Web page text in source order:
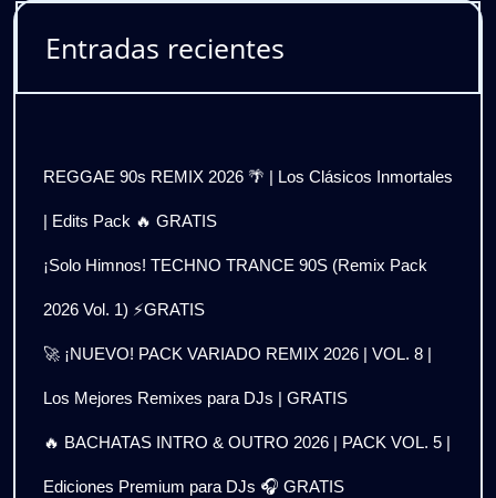
Entradas recientes
REGGAE 90s REMIX 2026 🌴 | Los Clásicos Inmortales
| Edits Pack 🔥 GRATIS
¡Solo Himnos! TECHNO TRANCE 90S (Remix Pack
2026 Vol. 1) ⚡GRATIS
🚀 ¡NUEVO! PACK VARIADO REMIX 2026 | VOL. 8 |
Los Mejores Remixes para DJs | GRATIS
🔥 BACHATAS INTRO & OUTRO 2026 | PACK VOL. 5 |
Ediciones Premium para DJs 🎧 GRATIS